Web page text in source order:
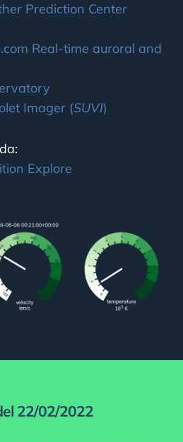
Prediction Center
Real-time auroral and
Imager (SUVI)
Explore
22/02/2022